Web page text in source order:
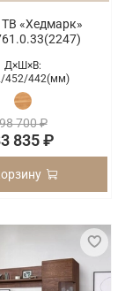
«Хедмарк»
Д×Ш×В:
452/442(мм)
700 ₽
835 ₽